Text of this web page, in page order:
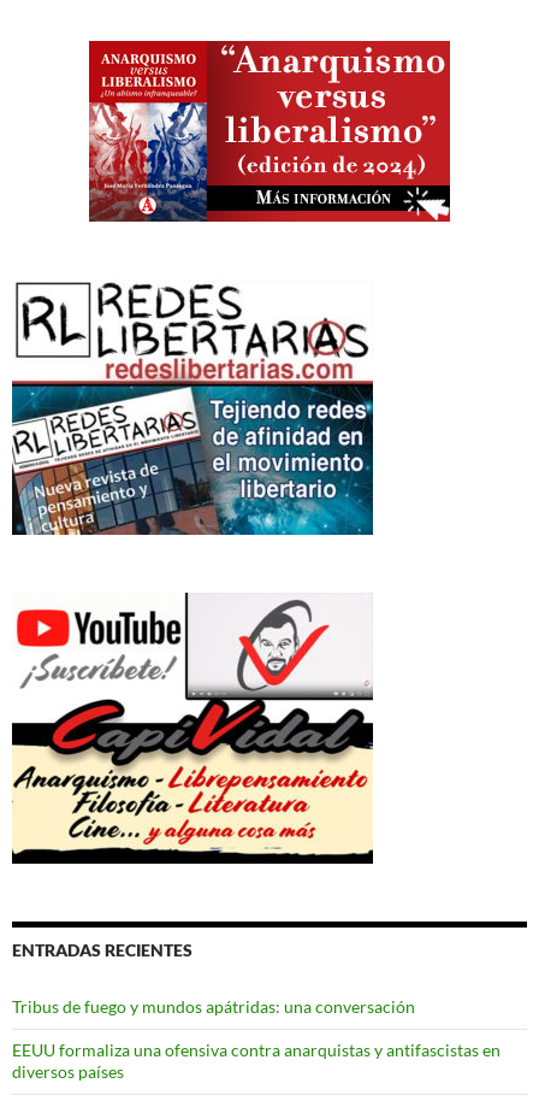
ENTRADAS RECIENTES
Tribus de fuego y mundos apátridas: una conversación
EEUU formaliza una ofensiva contra anarquistas y antifascistas en
diversos países